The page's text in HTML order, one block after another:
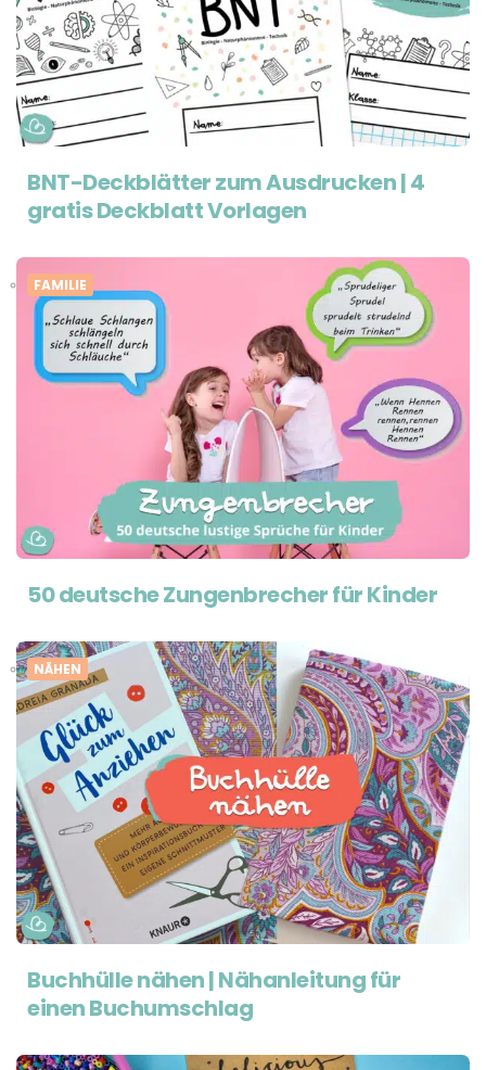
BNT-Deckblätter zum Ausdrucken | 4
gratis Deckblatt Vorlagen
FAMILIE
50 deutsche Zungenbrecher für Kinder
NÄHEN
Buchhülle nähen | Nähanleitung für
einen Buchumschlag